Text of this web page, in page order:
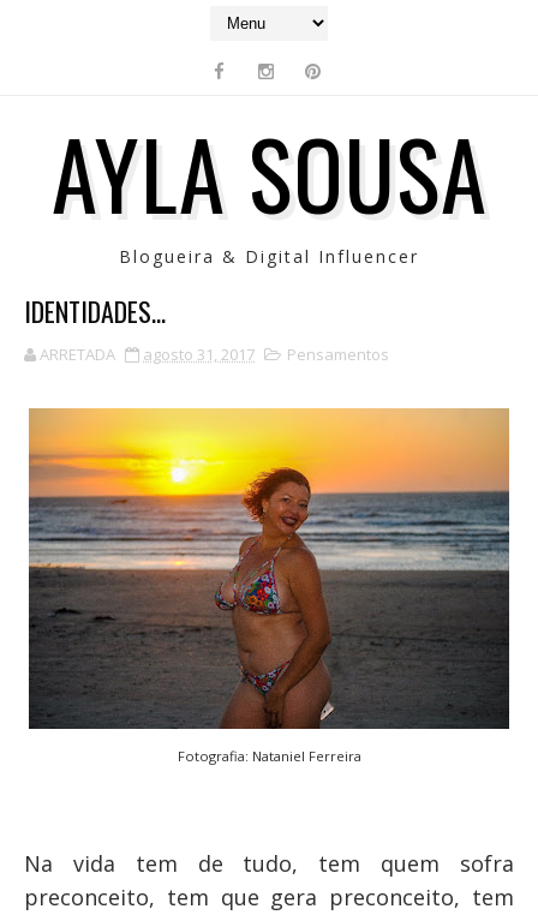
AYLA SOUSA
Blogueira & Digital Influencer
IDENTIDADES...
ARRETADA agosto 31, 2017 Pensamentos
Fotografia: Nataniel Ferreira
Na vida tem de tudo, tem quem sofra
preconceito, tem que gera preconceito, tem